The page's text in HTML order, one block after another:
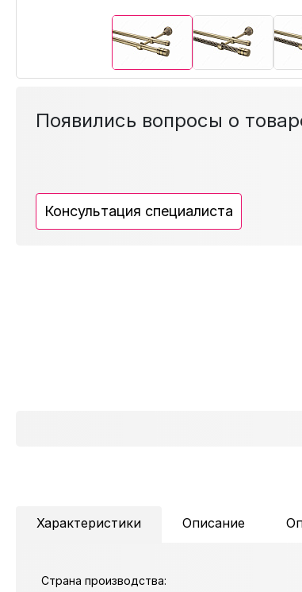
Появились вопросы о
Консультация специалиста
Характеристики Описание
Страна производства: